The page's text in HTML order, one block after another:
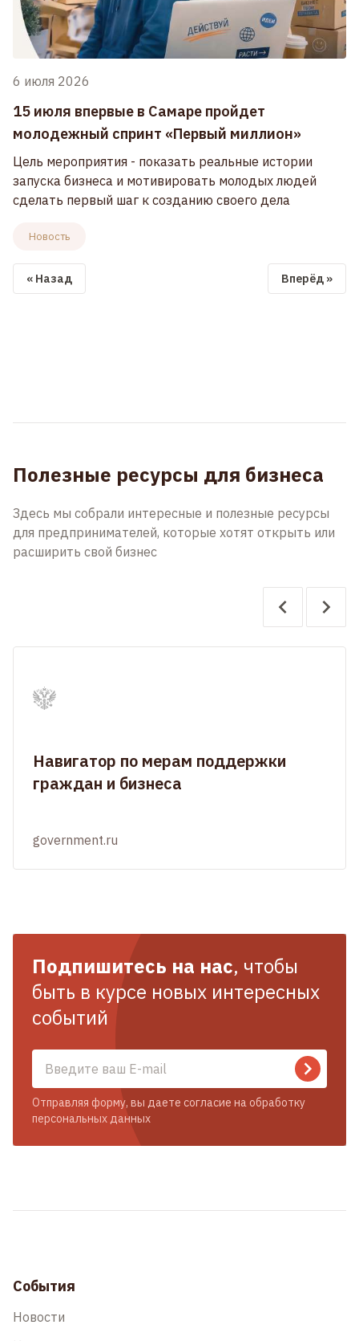
6 июля 2026
15 июля впервые в Самаре пройдет
молодежный спринт «Первый миллион»
Цель мероприятия - показать реальные истории
запуска бизнеса и мотивировать молодых людей
сделать первый шаг к созданию своего дела
Новость
« Назад Вперёд »
Полезные ресурсы для бизнеса
Здесь мы собрали интересные и полезные ресурсы
для предпринимателей, которые хотят открыть или
расширить свой бизнес
Навигатор по мерам поддержки
граждан и бизнеса
government.ru
Подпишитесь на нас, чтобы
быть в курсе новых интересных
событий
Отправляя форму, вы даете согласие на обработку
персональных данных
События
Новости